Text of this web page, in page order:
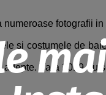
numeroase fotografii
si costumele de
Vara 2019 nu